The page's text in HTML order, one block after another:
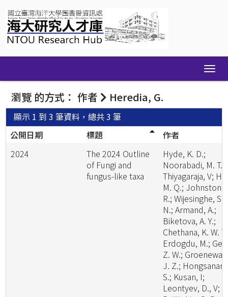
navigation
瀏覽 的方式： 作者 Heredia, G.
顯示 1 到 3 筆資料，總共 3 筆
公開日期
標題
作者
2024
The 2024 Outline
of Fungi and
fungus-like taxa
Hyde, K. D.;
Noorabadi, M. T.;
Thiyagaraja, V;
M. Q.; Johnston,
R.; Wijesinghe, S.
N.; Armand, A.;
Biketova, A. Y.;
Chethana, K. W.
Erdogdu, M.; Ge,
Z. W.;
J. Z.; Hongsanan,
S.; Kusan, I;
Leontyev, D., V;